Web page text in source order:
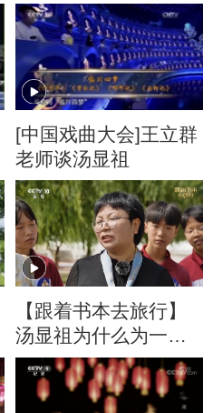
[中国戏曲大会]王立群
老师谈汤显祖
【跟着书本去旅行】
汤显祖为什么为一条
河写诗？